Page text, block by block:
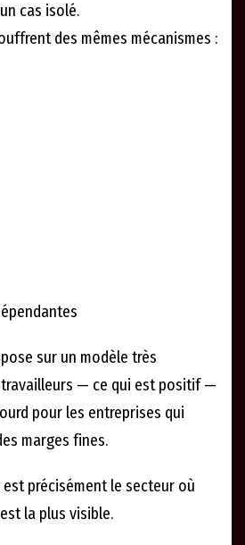
cas isolé.
des mêmes mécanismes :
sur un modèle très
— ce qui est positif —
pour les entreprises qui
marges fines.
précisément le secteur où
la plus visible.